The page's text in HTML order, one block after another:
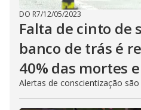
DO R7/12/05/2023
Falta de cinto de
banco de trás é
40% das mortes
Alertas de conscientização